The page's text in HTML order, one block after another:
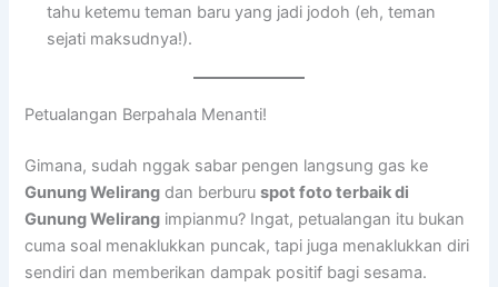
tahu ketemu teman baru yang jadi jodoh (eh, teman
sejati maksudnya!).
Petualangan Berpahala Menanti!
Gimana, sudah nggak sabar pengen langsung gas ke
Gunung Welirang dan berburuspot foto terbaik di
Gunung Welirang impianmu? Ingat, petualangan itu bukan
cuma soal menaklukkan puncak, tapi juga menaklukkan diri
sendiri dan memberikan dampak positif bagi sesama.